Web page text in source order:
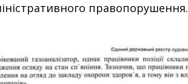
правопорушення.